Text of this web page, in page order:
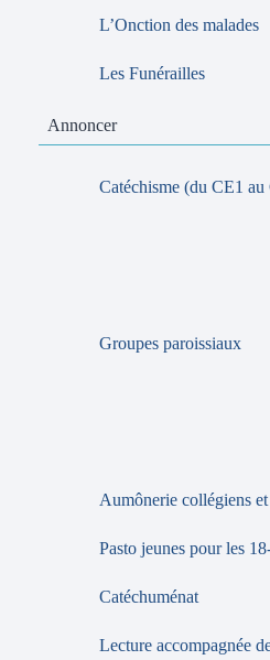
L’Onction des malades
Les Funérailles
Annoncer
Catéchisme (du CE1
Groupes paroissiaux
Aumônerie collégiens
Pasto jeunes pour les
Catéchuménat
Lecture accompagnée